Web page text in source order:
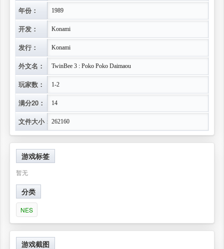
年份： 1989
开发： Konami
发行： Konami
外文名： TwinBee 3 : Poko Poko Daimaou
玩家数： 1-2
满分20： 14
文件大小： 262160
游戏标签
暂无
分类
NES
游戏截图